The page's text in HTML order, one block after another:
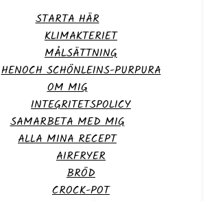
STARTA HÄR
KLIMAKTERIET
MÅLSÄTTNING
HENOCH SCHÖNLEINS-PURPURA
OM MIG
INTEGRITETSPOLICY
SAMARBETA MED MIG
ALLA MINA RECEPT
AIRFRYER
BRÖD
CROCK-POT